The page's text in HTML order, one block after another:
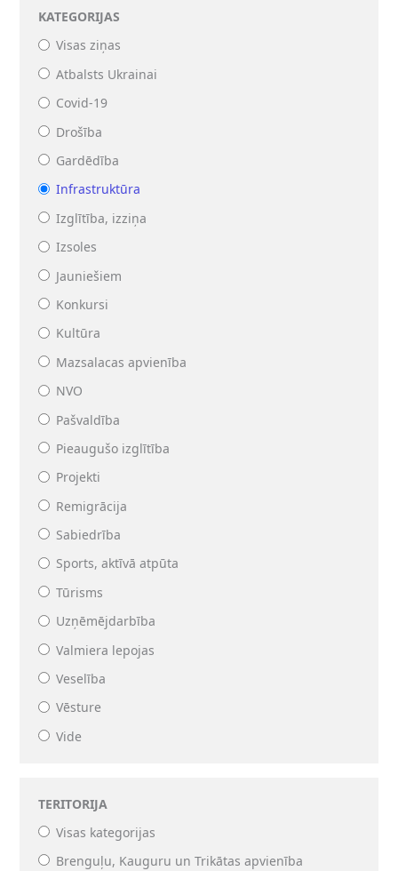
KATEGORIJAS
Visas ziņas
Atbalsts Ukrainai
Covid-19
Drošība
Gardēdība
Infrastruktūra
Izglītība, izziņa
Izsoles
Jauniešiem
Konkursi
Kultūra
Mazsalacas apvienība
NVO
Pašvaldība
Pieaugušo izglītība
Projekti
Remigrācija
Sabiedrība
Sports, aktīvā atpūta
Tūrisms
Uzņēmējdarbība
Valmiera lepojas
Veselība
Vēsture
Vide
TERITORIJA
Visas kategorijas
Brenguļu, Kauguru un Trikātas apvienība